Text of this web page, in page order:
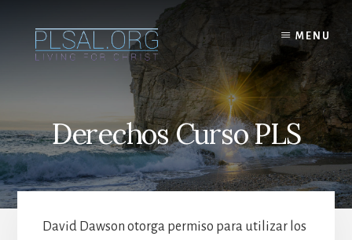
content
MENU
Derechos Curso PLS
David Dawson otorga permiso para utilizar los